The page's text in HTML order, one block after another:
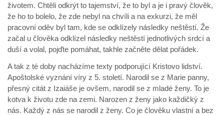
životem. Chtěli odkrýt to tajemství, že to byl a je i pravý člověk,
že ho to bolelo, že zde nebyl na chvíli a na exkurzi, že měl
pracovní oděv byl tam, kde se odklízely následky neštěstí. Že
začal u člověka odklízel následky neštěstí jednotlivých srdcí a
duší a volal, pojďte pomáhat, takhle začněte dělat pořádek.
A tak z té doby nacházíme texty podporující Kristovo lidství.
Apoštolské vyznání víry z 5. století. Narodil se z Marie panny,
přesný citát z Izaiáše je ovšem, narodil se z mladé ženy. To je
kotva k životu zde na zemi. Narozen z ženy jako každičký z
nás. Každý z nás se narodil z ženy. Co je člověku vlastní a bez